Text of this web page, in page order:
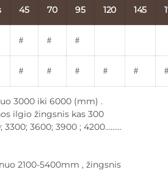
45 70 95 120 145
# # #
# # # # # #
3000 iki 6000 (mm) .
ilgio žingsnis kas 300
3300; 3600; 3900 ; 4200………
2100-5400mm , žingsnis